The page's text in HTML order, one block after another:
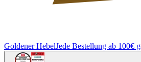
Goldener HebelJede Bestellung ab 100€